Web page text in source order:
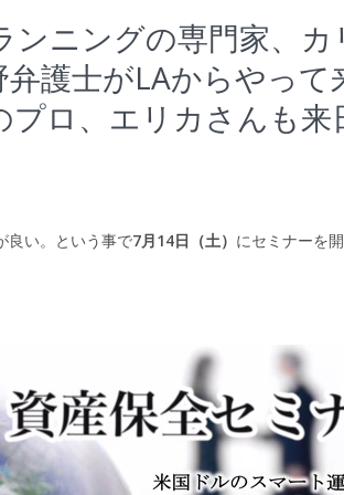
ンニングの専門家、
弁護士がLAからやっ
ロ、エリカさんも来
良い。という事で7月14日（土） にセミナーを